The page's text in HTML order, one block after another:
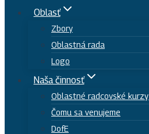
Oblasť
Zbory
Oblastná rada
Logo
Naša činnosť
Oblastné radcovské kurzy
Čomu sa venujeme
DofE